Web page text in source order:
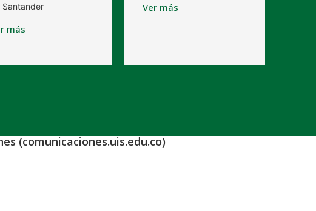
Santander
más
Ver más
(comunicaciones.uis.edu.co)